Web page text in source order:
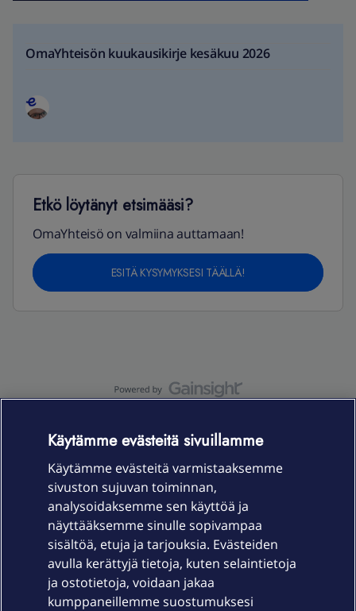
OmaYhteisön kuukausikirje kesäkuu 2026
Etkö löytänyt etsimääsi?
OmaYhteisö on valmiina auttamaan!
ESITÄ KYSYMYKSESI TÄÄLLÄ!
Laitteet & liittymät
Palvelut
Käytämme evästeitä sivuillamme
Käytämme evästeitä varmistaaksemme
sivuston sujuvan toiminnan,
analysoidaksemme sen käyttöä ja
näyttääksemme sinulle sopivampaa
sisältöä, etuja ja tarjouksia. Evästeiden
avulla kerättyjä tietoja, kuten selaintietoja
ja ostotietoja, voidaan jakaa
kumppaneillemme suostumuksesi